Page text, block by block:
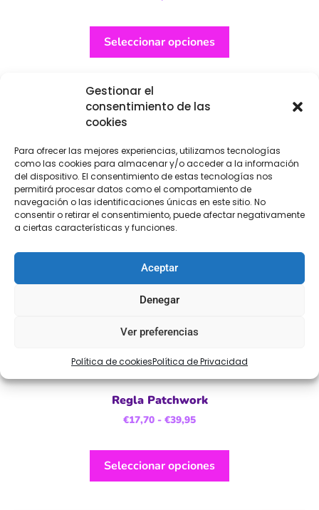
Gestionar el
consentimiento de las
cookies
Para ofrecer las mejores experiencias, utilizamos tecnologías
como las cookies para almacenar y/o acceder a la información
del dispositivo. El consentimiento de estas tecnologías nos
permitirá procesar datos como el comportamiento de
navegación o las identificaciones únicas en este sitio. No
consentir o retirar el consentimiento, puede afectar negativamente
a ciertas características y funciones.
Aceptar
Denegar
Ver preferencias
Política de cookiesPolítica de Privacidad
Seleccionar opciones
Regla Patchwork
€17,70 - €39,95
Seleccionar opciones